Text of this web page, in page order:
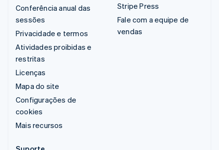
Conferência anual das
sessões
Privacidade e termos
Atividades proibidas e
restritas
Licenças
Mapa do site
Configurações de
cookies
Mais recursos
Stripe Press
Fale com a equipe de
vendas